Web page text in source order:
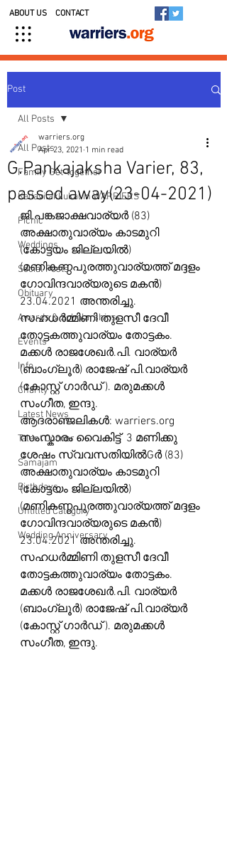
ABOUT US CONTACT
Post
All Posts
Family Get-together
Kedavilakkukal in WARRIERS
Picnic
Weddings
Social Posts
Obituary
Awards & Scholarships
Events
Info
Charity
Latest News
Talent Corner
Samajam
Birthdays
Untitled Category
Wedding Anniversary
All Posts
G.Pankajaksha Varier, 83,
passed away(23-04-2021)
warriers.org
Apr 23, 2021 1 min read
ജി.പങ്കജാക്ഷവാര്യർ (83)
അക്ഷാതുവാര്യം കാടമുറി
(കോട്ടയം ജില്ലയിൽ)
(മണികണ്ഠപുരത്തുവാര്യത്ത് മദ്ദളം
ഗോവിന്ദവാര്യരുടെ മകൻ)
23.04.2021 അന്തരിച്ചു.
സഹധർമ്മിണി തുളസീ ദേവീ
തോട്ടകത്തുവാര്യം തോട്ടകം.
മക്കൾ രാജശേഖർ.പി. വാര്യർ
(ബാംഗ്ലൂർ) രാജേഷ് പി.വാര്യർ
(കോസ്റ്റ് ഗാർഡ് ). മരുമക്കൾ
സംഗീത, ഇന്ദു.
ആദരാഞ്ജലികൾ: warriers.org
സംസ്കാരം വൈകിട്ട്  3 മണിക്കു
ശേഷം സ്വവസതിയിൽGർ (83)
അക്ഷാതുവാര്യം കാടമുറി
(കോട്ടയം ജില്ലയിൽ)
(മണികണ്ഠപുരത്തുവാര്യത്ത് മദ്ദളം
ഗോവിന്ദവാര്യരുടെ മകൻ)
23.04.2021 അന്തരിച്ചു.
സഹധർമ്മിണി തുളസീ ദേവീ
തോട്ടകത്തുവാര്യം തോട്ടകം.
മക്കൾ രാജശേഖർ.പി. വാര്യർ
(ബാംഗ്ലൂർ) രാജേഷ് പി.വാര്യർ
(കോസ്റ്റ് ഗാർഡ് ). മരുമക്കൾ
സംഗീത, ഇന്ദു.